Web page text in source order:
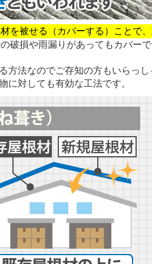
を被せる（カバーする）ことで
破損や雨漏りがあってもカバー
方法なのでご存知の方もいらっ
に対しても有効な工法です。